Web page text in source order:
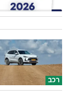
רכב